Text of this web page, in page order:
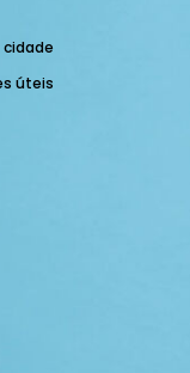
cidade
úteis